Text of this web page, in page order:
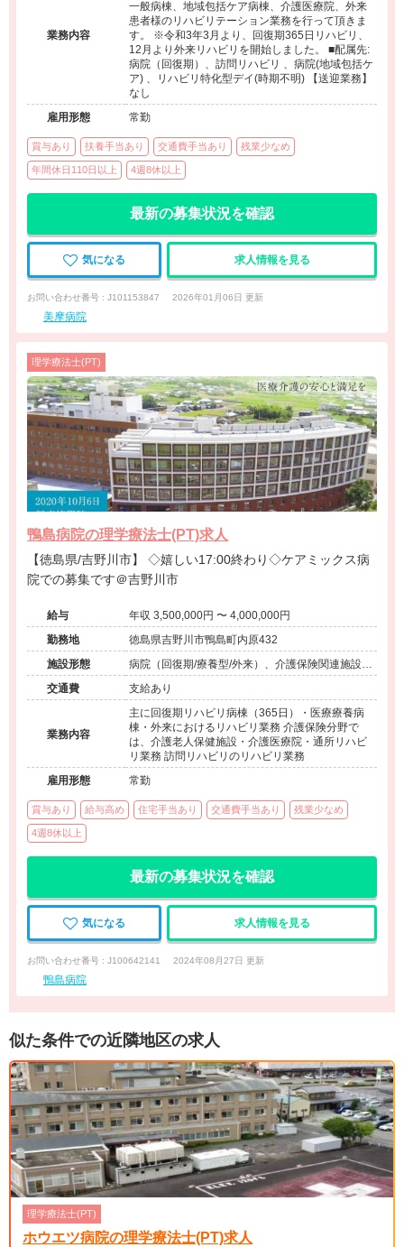
業務内容
一般病棟、地域包括ケア病棟、介護医療院、外来
患者様のリハビリテーション業務を行って頂きま
す。 ※令和3年3月より、回復期365日リハビリ、
12月より外来リハビリを開始しました。 ■配属先:
病院（回復期）、訪問リハビリ 、病院(地域包括ケ
ア) 、リハビリ特化型デイ(時期不明) 【送迎業務】
なし
雇用形態
常勤
賞与あり 扶養手当あり 交通費手当あり 残業少なめ
年間休日110日以上 4週8休以上
最新の募集状況を確認
気になる 求人情報を見る
お問い合わせ番号 : J101153847 2026年01月06日 更新
美摩病院
理学療法士(PT)
鴨島病院の理学療法士(PT)求人
【徳島県/吉野川市】 ◇嬉しい17:00終わり◇ケアミックス病
院での募集です＠吉野川市
給与
年収 3,500,000円 〜 4,000,000円
勤務地
徳島県吉野川市鴨島町内原432
施設形態
病院（回復期/療養型/外来）、介護保険関連施設
（デイケア/介護老人保健施設/ショートステイ/訪
問看護・リハ）、その他（介護医療院）
交通費 支給あり
業務内容
主に回復期リハビリ病棟（365日）・医療療養病
棟・外来におけるリハビリ業務 介護保険分野で
は、介護老人保健施設・介護医療院・通所リハビ
リ業務 訪問リハビリのリハビリ業務
雇用形態
常勤
賞与あり 給与高め 住宅手当あり 交通費手当あり 残業少なめ
4週8休以上
最新の募集状況を確認
気になる 求人情報を見る
お問い合わせ番号 : J100642141 2024年08月27日 更新
鴨島病院
似た条件での近隣地区の求人
理学療法士(PT)
ホウエツ病院の理学療法士(PT)求人